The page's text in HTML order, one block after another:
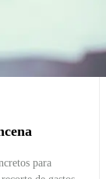
para